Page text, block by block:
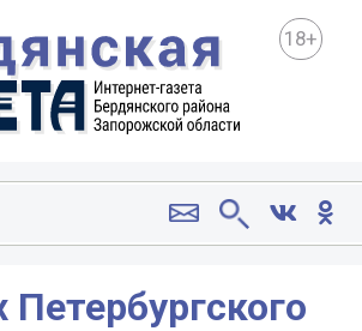
18+
Петербургского